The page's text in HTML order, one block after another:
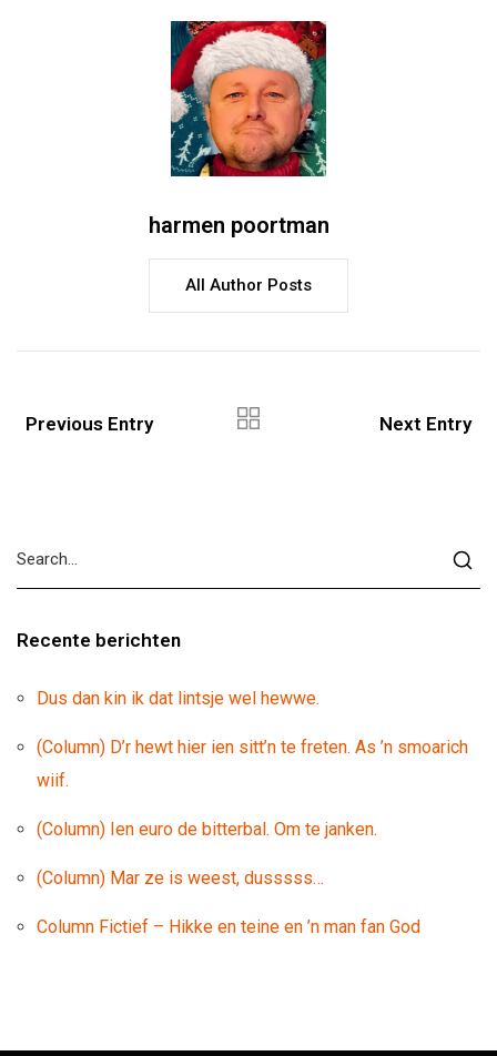
harmen poortman
All Author Posts
Previous Entry Next Entry
Recente berichten
Dus dan kin ik dat lintsje wel hewwe.
(Column) D’r hewt hier ien sitt’n te freten. As ’n smoarich
wiif.
(Column) Ien euro de bitterbal. Om te janken.
(Column) Mar ze is weest, dusssss…
Column Fictief – Hikke en teine en ’n man fan God